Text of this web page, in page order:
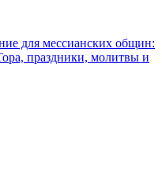
для мессианских общин:
праздники, молитвы и